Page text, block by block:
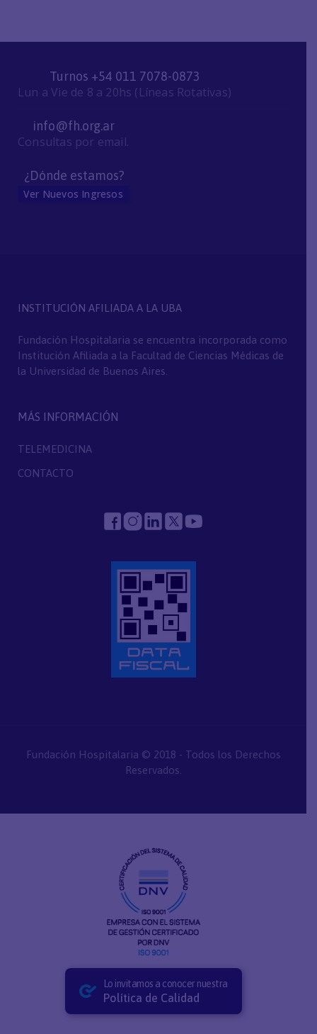
Turnos +54 011 7078-0873
Lun a Vie de 8 a 20hs (Líneas Rotativas)
info@fh.org.ar
Consultas por email.
¿Dónde estamos?
Ver Nuevos Ingresos
INSTITUCIÓN AFILIADA A LA UBA
Fundación Hospitalaria se encuentra incorporada como
Institución Afiliada a la Facultad de Ciencias Médicas de
la Universidad de Buenos Aires.
MÁS INFORMACIÓN
TELEMEDICINA
CONTACTO
Fundación Hospitalaria © 2018 - Todos los Derechos
Reservados.
Lo invitamos a conocer nuestra
Política de Calidad